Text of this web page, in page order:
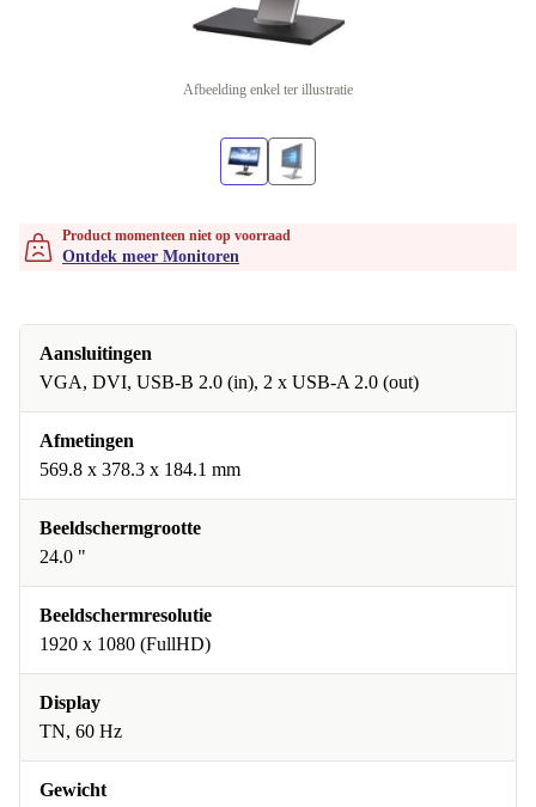
Afbeelding enkel ter illustratie
Product momenteen niet op voorraad
Ontdek meer Monitoren
Aansluitingen
VGA, DVI, USB-B 2.0 (in), 2 x USB-A 2.0 (out)
Afmetingen
569.8 x 378.3 x 184.1 mm
Beeldschermgrootte
24.0 "
Beeldschermresolutie
1920 x 1080 (FullHD)
Display
TN, 60 Hz
Gewicht